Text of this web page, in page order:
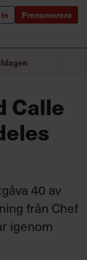
Prenumerera
Calle
40 av
från Chef
igenom